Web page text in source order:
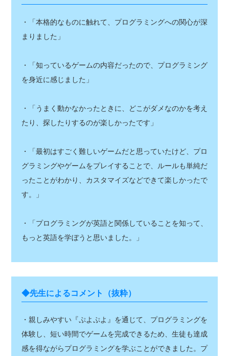
・「本格的なものに触れて、プログラミングへの関心が深
まりました」
・「知っているゲームの内容だったので、プログラミング
を身近に感じました」
・「うまく動かなかったときに、どこがダメなのかを考え
たり、探したりするのが楽しかったです」
・「最初はすごく難しいゲームだと思っていたけど、プロ
グラミングやゲームをプレイすることで、ルールも単純だ
ったことがわかり、カスタマイズなどできて楽しかったで
す。」
・「プログラミングが英語と関係していることを知って、
もっと英語を学ぼうと思いました。」
◆先生によるコメント（抜粋）
・親しみやすい『ぷよぷよ』を通じて、プログラミングを
体験し、短い時間でゲームを完成できるため、生徒も達成
感を得ながらプログラミングを学ぶことができました。プ